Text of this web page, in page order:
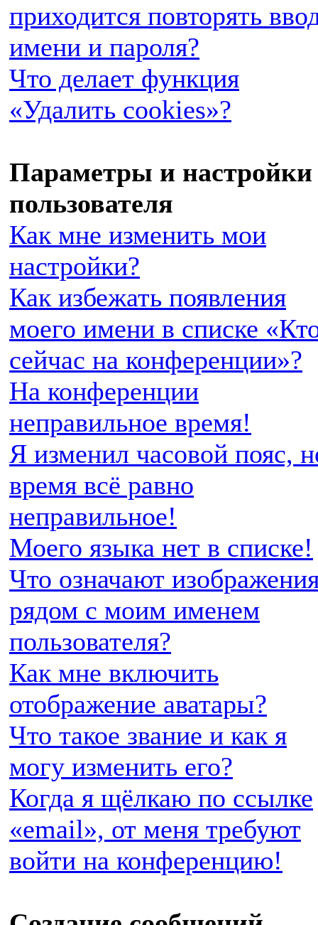
приходится повторять
имени и пароля?
Что делает функция
«Удалить cookies»?
Параметры и настройки
пользователя
Как мне изменить мои
настройки?
Как избежать появления
моего имени в списке
сейчас на конференции»?
На конференции
неправильное время!
Я изменил часовой пояс,
время всё равно
неправильное!
Моего языка нет в списке!
Что означают
рядом с моим именем
пользователя?
Как мне включить
отображение аватары?
Что такое звание и как я
могу изменить его?
Когда я щёлкаю по ссылке
«email», от меня требуют
войти на конференцию!